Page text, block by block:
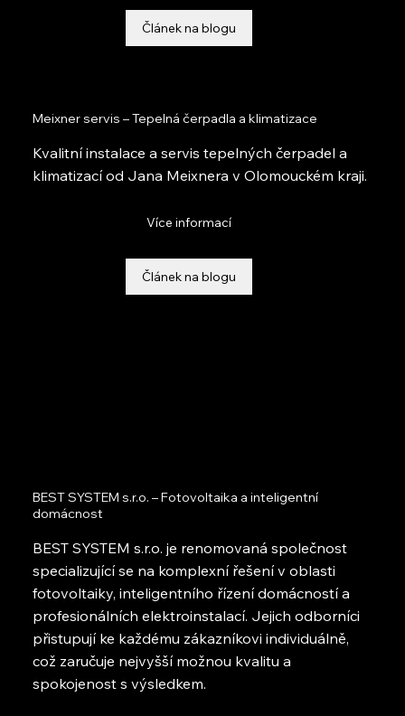
Článek na blogu
Meixner servis – Tepelná čerpadla a klimatizace
Kvalitní instalace a servis tepelných čerpadel a
klimatizací od Jana Meixnera v Olomouckém kraji.
Více informací
Článek na blogu
BEST SYSTEM s.r.o. – Fotovoltaika a inteligentní
domácnost
BEST SYSTEM s.r.o. je renomovaná společnost
specializující se na komplexní řešení v oblasti
fotovoltaiky, inteligentního řízení domácností a
profesionálních elektroinstalací. Jejich odborníci
přistupují ke každému zákazníkovi individuálně,
což zaručuje nejvyšší možnou kvalitu a
spokojenost s výsledkem.